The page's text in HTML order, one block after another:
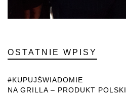
OSTATNIE WPISY
#KUPUJŚWIADOMIE
NA GRILLA – PRODUKT POLSKI